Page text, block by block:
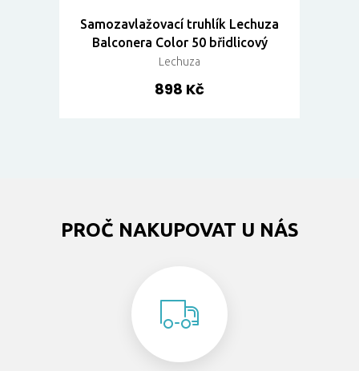
Samozavlažovací truhlík Lechuza
Balconera Color 50 břidlicový
Lechuza
898 Kč
PROČ NAKUPOVAT U NÁS